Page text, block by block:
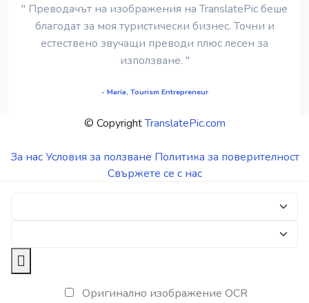
" Преводачът на изображения на TranslatePic беше
благодат за моя туристически бизнес. Точни и
естествено звучащи преводи плюс лесен за
използване. "
- Maria, Tourism Entrepreneur
© CopyrightTranslatePic.com
За нас Условия за ползване Политика за поверителност
Свържете се с нас
Оригинално изображение OCR